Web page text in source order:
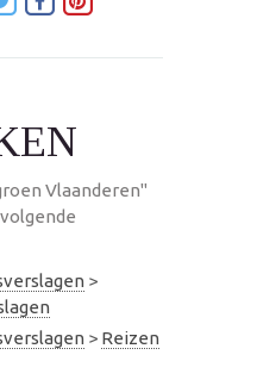
Vlaanderen"
>
> Reizen